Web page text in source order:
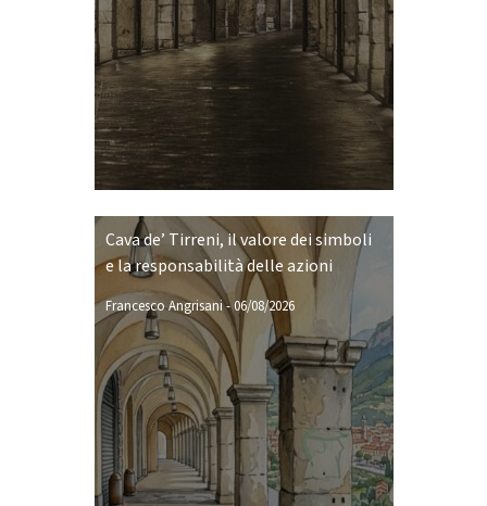
Cava de’ Tirreni, il valore dei simboli
e la responsabilità delle azioni
Francesco Angrisani-06/08/2026